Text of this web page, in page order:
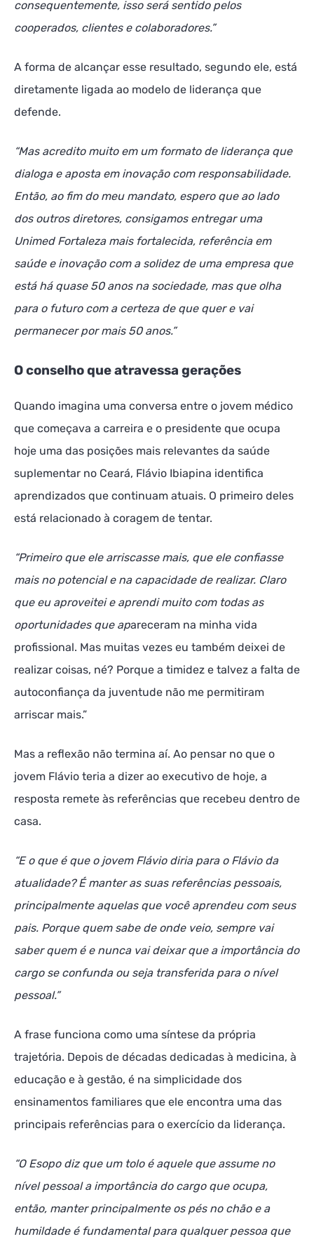
consequentemente, isso será sentido pelos
cooperados, clientes e colaboradores.”
A forma de alcançar esse resultado, segundo ele, está
diretamente ligada ao modelo de liderança que
defende.
“Mas acredito muito em um formato de liderança que
dialoga e aposta em inovação com responsabilidade.
Então, ao fim do meu mandato, espero que ao lado
dos outros diretores, consigamos entregar uma
Unimed Fortaleza mais fortalecida, referência em
saúde e inovação com a solidez de uma empresa que
está há quase 50 anos na sociedade, mas que olha
para o futuro com a certeza de que quer e vai
permanecer por mais 50 anos.”
O conselho que atravessa gerações
Quando imagina uma conversa entre o jovem médico
que começava a carreira e o presidente que ocupa
hoje uma das posições mais relevantes da saúde
suplementar no Ceará, Flávio Ibiapina identifica
aprendizados que continuam atuais. O primeiro deles
está relacionado à coragem de tentar.
“Primeiro que ele arriscasse mais, que ele confiasse
mais no potencial e na capacidade de realizar. Claro
que eu aproveitei e aprendi muito com todas as
oportunidades que apareceram na minha vida
profissional. Mas muitas vezes eu também deixei de
realizar coisas, né? Porque a timidez e talvez a falta de
autoconfiança da juventude não me permitiram
arriscar mais.”
Mas a reflexão não termina aí. Ao pensar no que o
jovem Flávio teria a dizer ao executivo de hoje, a
resposta remete às referências que recebeu dentro de
casa.
“E o que é que o jovem Flávio diria para o Flávio da
atualidade? É manter as suas referências pessoais,
principalmente aquelas que você aprendeu com seus
pais. Porque quem sabe de onde veio, sempre vai
saber quem é e nunca vai deixar que a importância do
cargo se confunda ou seja transferida para o nível
pessoal.”
A frase funciona como uma síntese da própria
trajetória. Depois de décadas dedicadas à medicina, à
educação e à gestão, é na simplicidade dos
ensinamentos familiares que ele encontra uma das
principais referências para o exercício da liderança.
“O Esopo diz que um tolo é aquele que assume no
nível pessoal a importância do cargo que ocupa,
então, manter principalmente os pés no chão e a
humildade é fundamental para qualquer pessoa que